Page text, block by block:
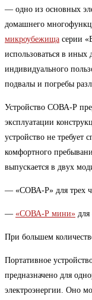
— одно из основных
домашнего
микроубежища серии
использоваться в иных
индивидуального
подвалы и погребы
Устройство СОВА-Р
эксплуатации
устройство не требует
комфортного
выпускается в двух
— «СОВА-Р» для трех
— «СОВА-Р мини» для
При большем
Портативное
предназначено для
электроэнергии. Оно